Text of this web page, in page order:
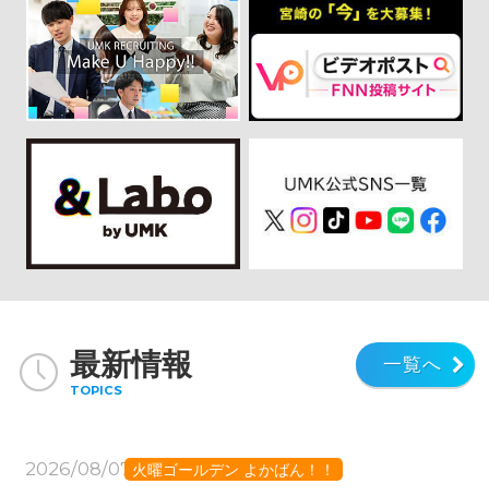
最新情報
TOPICS
一覧へ
2026/08/07 火曜ゴールデン よかばん！！